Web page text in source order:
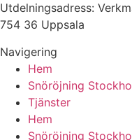
Utdelningsadress:
754 36 Uppsala
Navigering
Hem
Snöröjning
Tjänster
Hem
Snöröjning